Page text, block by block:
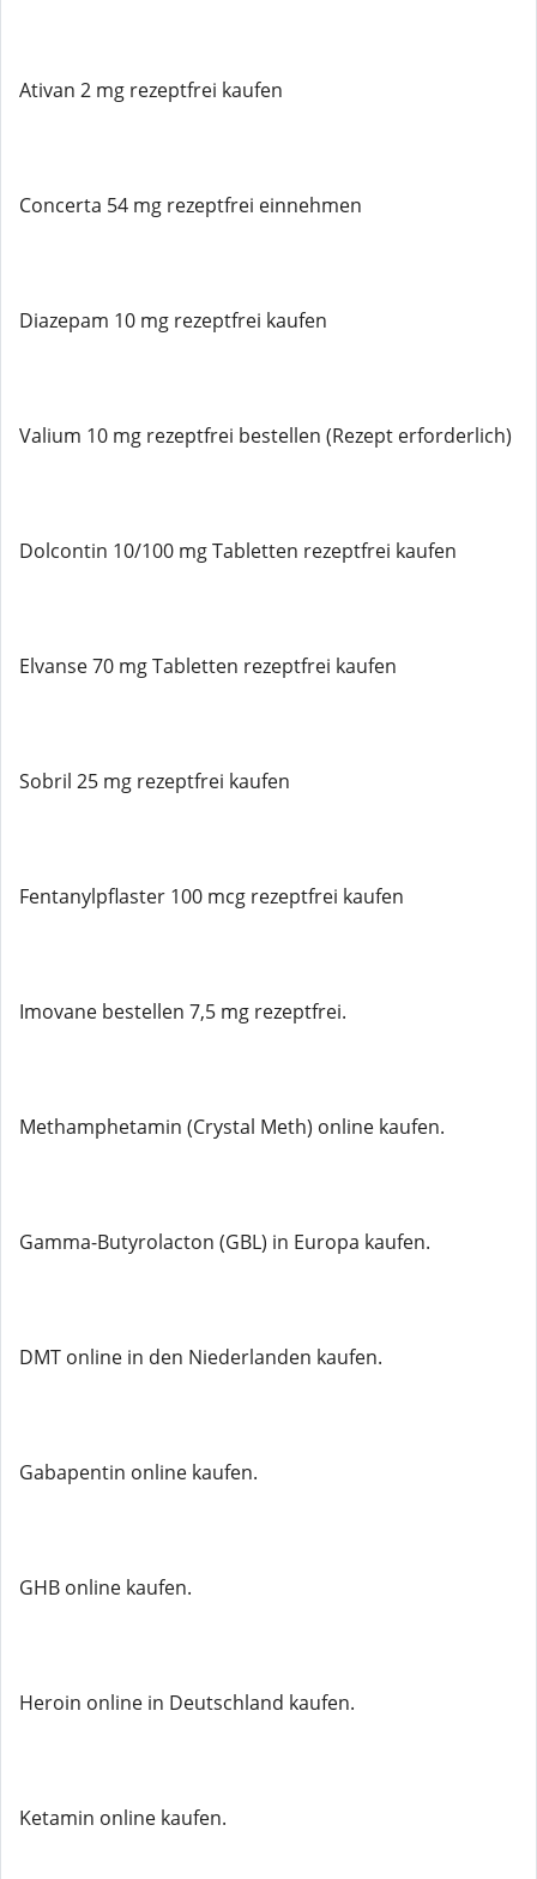
Ativan 2 mg rezeptfrei kaufen
Concerta 54 mg rezeptfrei einnehmen
Diazepam 10 mg rezeptfrei kaufen
Valium 10 mg rezeptfrei bestellen (Rezept erforderlich)
Dolcontin 10/100 mg Tabletten rezeptfrei kaufen
Elvanse 70 mg Tabletten rezeptfrei kaufen
Sobril 25 mg rezeptfrei kaufen
Fentanylpflaster 100 mcg rezeptfrei kaufen
Imovane bestellen 7,5 mg rezeptfrei.
Methamphetamin (Crystal Meth) online kaufen.
Gamma-Butyrolacton (GBL) in Europa kaufen.
DMT online in den Niederlanden kaufen.
Gabapentin online kaufen.
GHB online kaufen.
Heroin online in Deutschland kaufen.
Ketamin online kaufen.